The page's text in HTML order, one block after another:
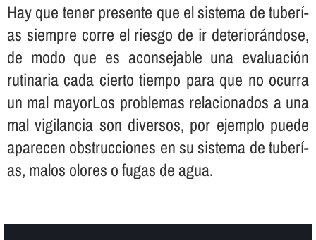
Hay que tener presente que el sistema de tuberí­
as siempre corre el riesgo de ir deteriorándose,
de modo que es aconsejable una evaluación
rutinaria cada cierto tiempo para que no ocurra
un mal mayorLos problemas relacionados a una
mal vigilancia son diversos, por ejemplo puede
aparecen obstrucciones en su sistema de tuberí­
as, malos olores o fugas de agua.